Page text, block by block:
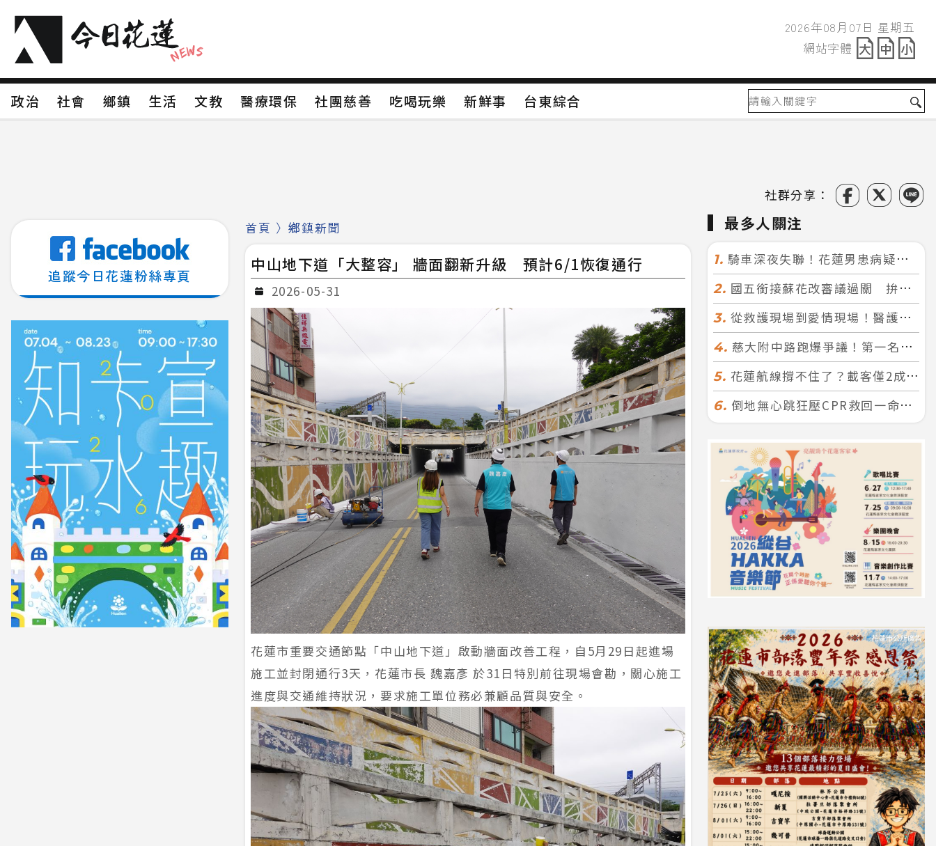
2026年08月07日
網站字體
政治 社會 鄉鎮 生活 文教 醫療環保 社團慈善 吃喝玩樂 新鮮事
台東綜合
社群分享：
追蹤今日花蓮粉絲專頁
首頁 〉鄉鎮新聞
中山地下道「大整容」 牆面翻新升級 預計6/1恢復通行
2026-05-31
花蓮市重要交通節點「中山地下道」啟動牆面改善工程，自5月29日起進場
施工並封閉通行3天，花蓮市長 魏嘉彥 於31日特別前往現場會勘，關心施工
進度與交通維持狀況，要求施工單位務必兼顧品質與安全。
最多人關注
1. 騎車深夜失聯！花蓮男患病疑迷途 警徒步百米急尋救回一命
2. 國五銜接蘇花改審議過關 拚明年七月前開工！台北花蓮2小時生活圈成形
3. 從救護現場到愛情現場！醫護×消防浪漫聯誼 32人配對成功5對
4. 慈大附中路跑爆爭議！第一名遭拔又改並列 家長怒：難以接受
5. 花蓮航線撐不住了？載客僅2成、年虧7000萬 華信喊：真的快飛不下去
6. 倒地無心跳狂壓CPR救回一命！警手傷撕裂仍不放手 竟救到藝人何篤霖哥哥
2026年08月07日 星期五
網站字體
政治 社會 鄉鎮 生活 文教 醫療環保 社團慈善 吃喝玩樂 新鮮事 台東綜合